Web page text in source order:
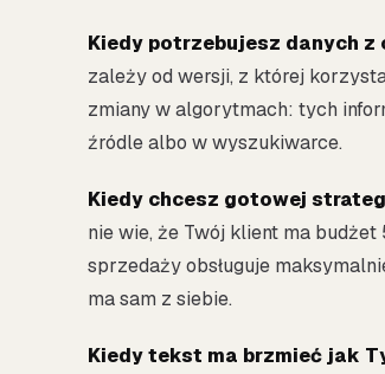
Kiedy potrzebujesz danych
zależy od wersji, z której
zmiany w algorytmach: tych
źródle albo w wyszukiwarce.
Kiedy chcesz gotowej
nie wie, że Twój klient ma budżet
sprzedaży obsługuje
ma sam z siebie.
Kiedy tekst ma brzmieć jak